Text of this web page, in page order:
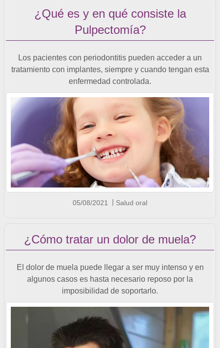
¿Qué es y en qué consiste la
Pulpectomía?
Los pacientes con periodontitis pueden acceder a un
tratamiento con implantes, siempre y cuando tengan esta
enfermedad controlada.
05/08/2021 Salud oral
¿Cómo tratar un dolor de muela?
El dolor de muela puede llegar a ser muy intenso y en
algunos casos es hasta necesario reposo por la
imposibilidad de soportarlo.